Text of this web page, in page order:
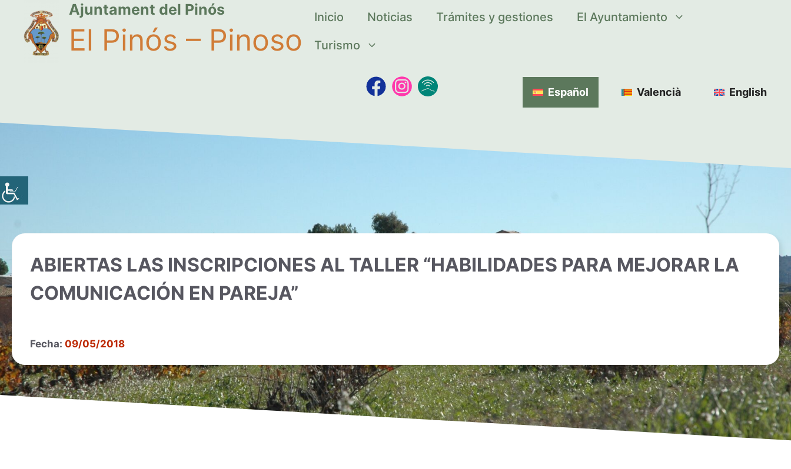
Ajuntament del Pinós
El Pinós – Pinoso
Inicio Noticias Trámites y gestiones
El Ayuntamiento
Turismo
Español Valencià English
ABIERTAS LAS INSCRIPCIONES AL TALLER “HABILIDADES PARA MEJORAR LA
COMUNICACIÓN EN PAREJA”
Fecha: 09/05/2018